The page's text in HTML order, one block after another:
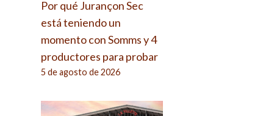
Por qué Jurançon Sec
está teniendo un
momento con Somms y 4
productores para probar
5 de agosto de 2026